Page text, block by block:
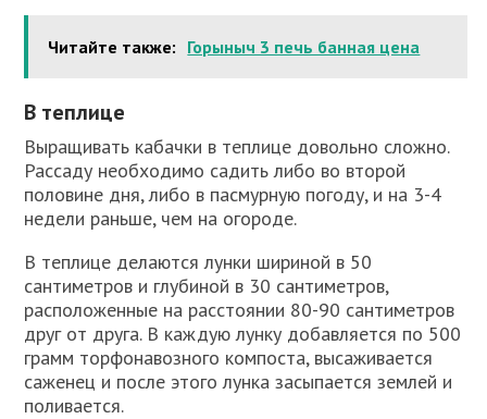
Читайте также: Горыныч 3 печь банная цена
В теплице
Выращивать кабачки в теплице довольно сложно.
Рассаду необходимо садить либо во второй
половине дня, либо в пасмурную погоду, и на 3-4
недели раньше, чем на огороде.
В теплице делаются лунки шириной в 50
сантиметров и глубиной в 30 сантиметров,
расположенные на расстоянии 80-90 сантиметров
друг от друга. В каждую лунку добавляется по 500
грамм торфонавозного компоста, высаживается
саженец и после этого лунка засыпается землей и
поливается.